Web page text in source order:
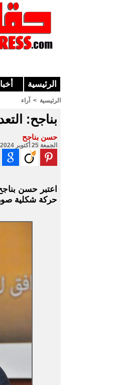
الرئيسية
الرئيسية > آراء
بناجح:
حسن بناجح
الجمعة 25 أكتوبر 2024
اعتبر حسن
حركة شكلية